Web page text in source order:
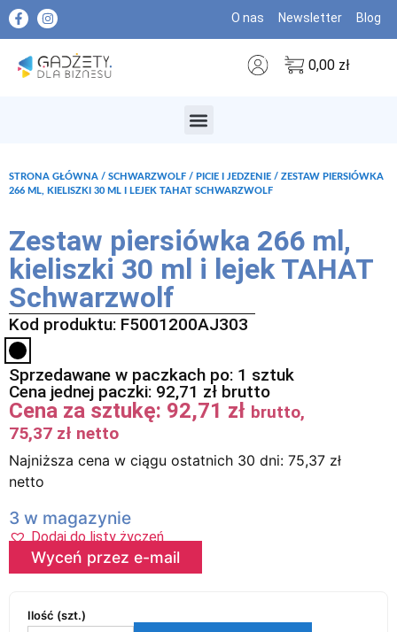
O nas Newsletter Blog
0,00 zł
STRONA GŁÓWNA / SCHWARZWOLF / PICIE I JEDZENIE / ZESTAW PIERSIÓWKA
266 ML, KIELISZKI 30 ML I LEJEK TAHAT SCHWARZWOLF
Zestaw piersiówka 266 ml,
kieliszki 30 ml i lejek TAHAT
Schwarzwolf
Kod produktu: F5001200AJ303
Sprzedawane w paczkach po: 1 sztuk
Cena jednej paczki: 92,71 zł brutto
Cena za sztukę: 92,71 zł brutto,
75,37 zł netto
Najniższa cena w ciągu ostatnich 30 dni: 75,37 zł
netto
3 w magazynie
Dodaj do listy życzeń
Wyceń przez e-mail
Ilość (szt.)